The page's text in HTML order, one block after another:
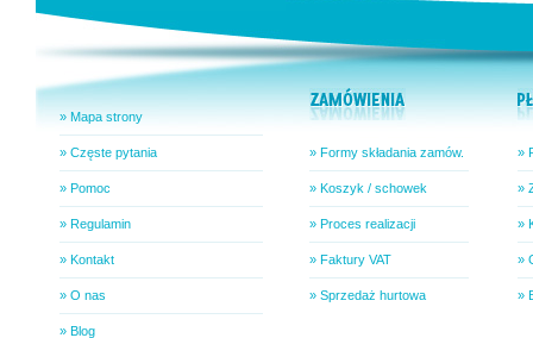
» Mapa strony
» Częste pytania
» Pomoc
» Regulamin
» Kontakt
» O nas
» Blog
» Formy składania zamów.
» Koszyk / schowek
» Proces realizacji
» Faktury VAT
» Sprzedaż hurtowa
»
»
»
»
»